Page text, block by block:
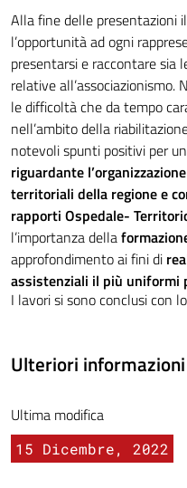
Alla fine delle presentazioni
l’opportunità ad ogni
presentarsi e raccontare sia
relative all’associazionismo.
le difficoltà che da tempo
nell’ambito della
notevoli spunti positivi per
riguardante
territoriali della regione e
rapporti Ospedale-
l’importanza della
approfondimento ai fini di
assistenziali il più uniformi
I lavori si sono conclusi con
Ulteriori informazioni
Ultima modifica
15 Dicembre, 2022